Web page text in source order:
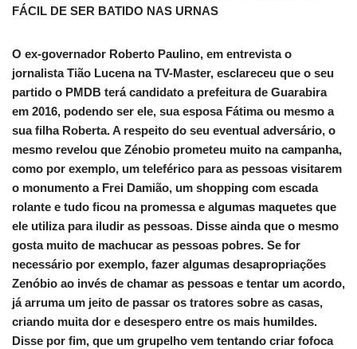
FÁCIL DE SER BATIDO NAS URNAS
O ex-governador Roberto Paulino, em entrevista o
jornalista Tião Lucena na TV-Master, esclareceu que o seu
partido o PMDB terá candidato a prefeitura de Guarabira
em 2016, podendo ser ele, sua esposa Fátima ou mesmo a
sua filha Roberta. A respeito do seu eventual adversário, o
mesmo revelou que Zénobio prometeu muito na campanha,
como por exemplo, um teleférico para as pessoas visitarem
o monumento a Frei Damião, um shopping com escada
rolante e tudo ficou na promessa e algumas maquetes que
ele utiliza para iludir as pessoas. Disse ainda que o mesmo
gosta muito de machucar as pessoas pobres. Se for
necessário por exemplo, fazer algumas desapropriações
Zenóbio ao invés de chamar as pessoas e tentar um acordo,
já arruma um jeito de passar os tratores sobre as casas,
criando muita dor e desespero entre os mais humildes.
Disse por fim, que um grupelho vem tentando criar fofoca